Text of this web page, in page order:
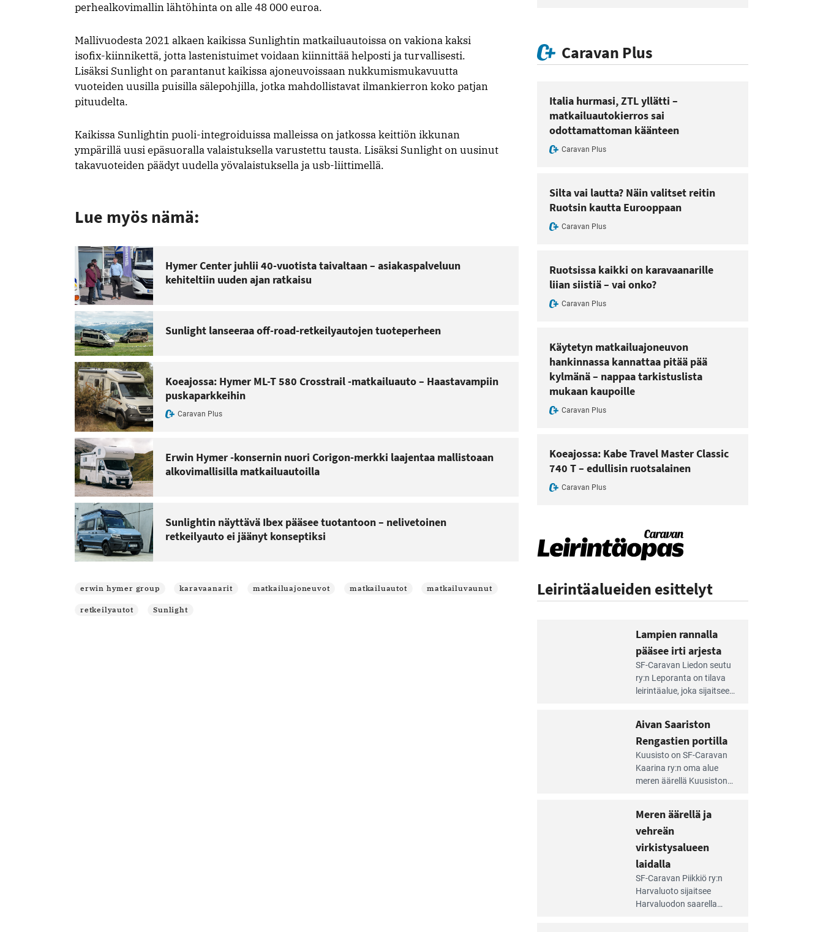
perhealkovimallin lähtöhinta on alle 48 000 euroa.
Mallivuodesta 2021 alkaen kaikissa Sunlightin matkailuautoissa on vakiona kaksi
isofix-kiinnikettä, jotta lastenistuimet voidaan kiinnittää helposti ja turvallisesti.
Lisäksi Sunlight on parantanut kaikissa ajoneuvoissaan nukkumismukavuutta
vuoteiden uusilla puisilla sälepohjilla, jotka mahdollistavat ilmankierron koko patjan
pituudelta.
Kaikissa Sunlightin puoli-integroiduissa malleissa on jatkossa keittiön ikkunan
ympärillä uusi epäsuoralla valaistuksella varustettu tausta. Lisäksi Sunlight on uusinut
takavuoteiden päädyt uudella yövalaistuksella ja usb-liittimellä.
Lue myös nämä:
Hymer Center juhlii 40-vuotista taivaltaan – asiakaspalveluun
kehiteltiin uuden ajan ratkaisu
Sunlight lanseeraa off-road-retkeilyautojen tuoteperheen
Koeajossa: Hymer ML-T 580 Crosstrail -matkailuauto – Haastavampiin
puskaparkkeihin
Caravan Plus
Erwin Hymer -konsernin nuori Corigon-merkki laajentaa mallistoaan
alkovimallisilla matkailuautoilla
Sunlightin näyttävä Ibex pääsee tuotantoon – nelivetoinen
retkeilyauto ei jäänyt konseptiksi
erwin hymer group karavaanarit matkailuajoneuvot matkailuautot matkailuvaunut
retkeilyautot Sunlight
Caravan Plus
Italia hurmasi, ZTL yllätti –
matkailuautokierros sai
odottamattoman käänteen
Caravan Plus
Silta vai lautta? Näin valitset reitin
Ruotsin kautta Eurooppaan
Caravan Plus
Ruotsissa kaikki on karavaanarille
liian siistiä – vai onko?
Caravan Plus
Käytetyn matkailuajoneuvon
hankinnassa kannattaa pitää pää
kylmänä – nappaa tarkistuslista
mukaan kaupoille
Caravan Plus
Koeajossa: Kabe Travel Master Classic
740 T – edullisin ruotsalainen
Caravan Plus
Leirintäalueiden esittelyt
Lampien rannalla
pääsee irti arjesta
SF-Caravan Liedon seutu
ry:n Leporanta on tilava
leirintäalue, joka sijaitsee
ympärillä. – Lampi on
upea ja puhdas, ja se
tarjoaa ympäris­töineen
kauniit maisemat ja
loistavat virkistäytymis­
Aivan Saariston
Rengastien portilla
Kuusisto on SF-Caravan
Kaarina ry:n oma alue
meren äärellä Kuusiston
lapsiystävällinen,
rauhallinen ja
silmiinpistävän siisti.
Meren äärellä ja
vehreän
virkistysalueen
laidalla
SF-Caravan Piikkiö ry:n
Harvaluoto sijait­see
Harvaluodon saarella